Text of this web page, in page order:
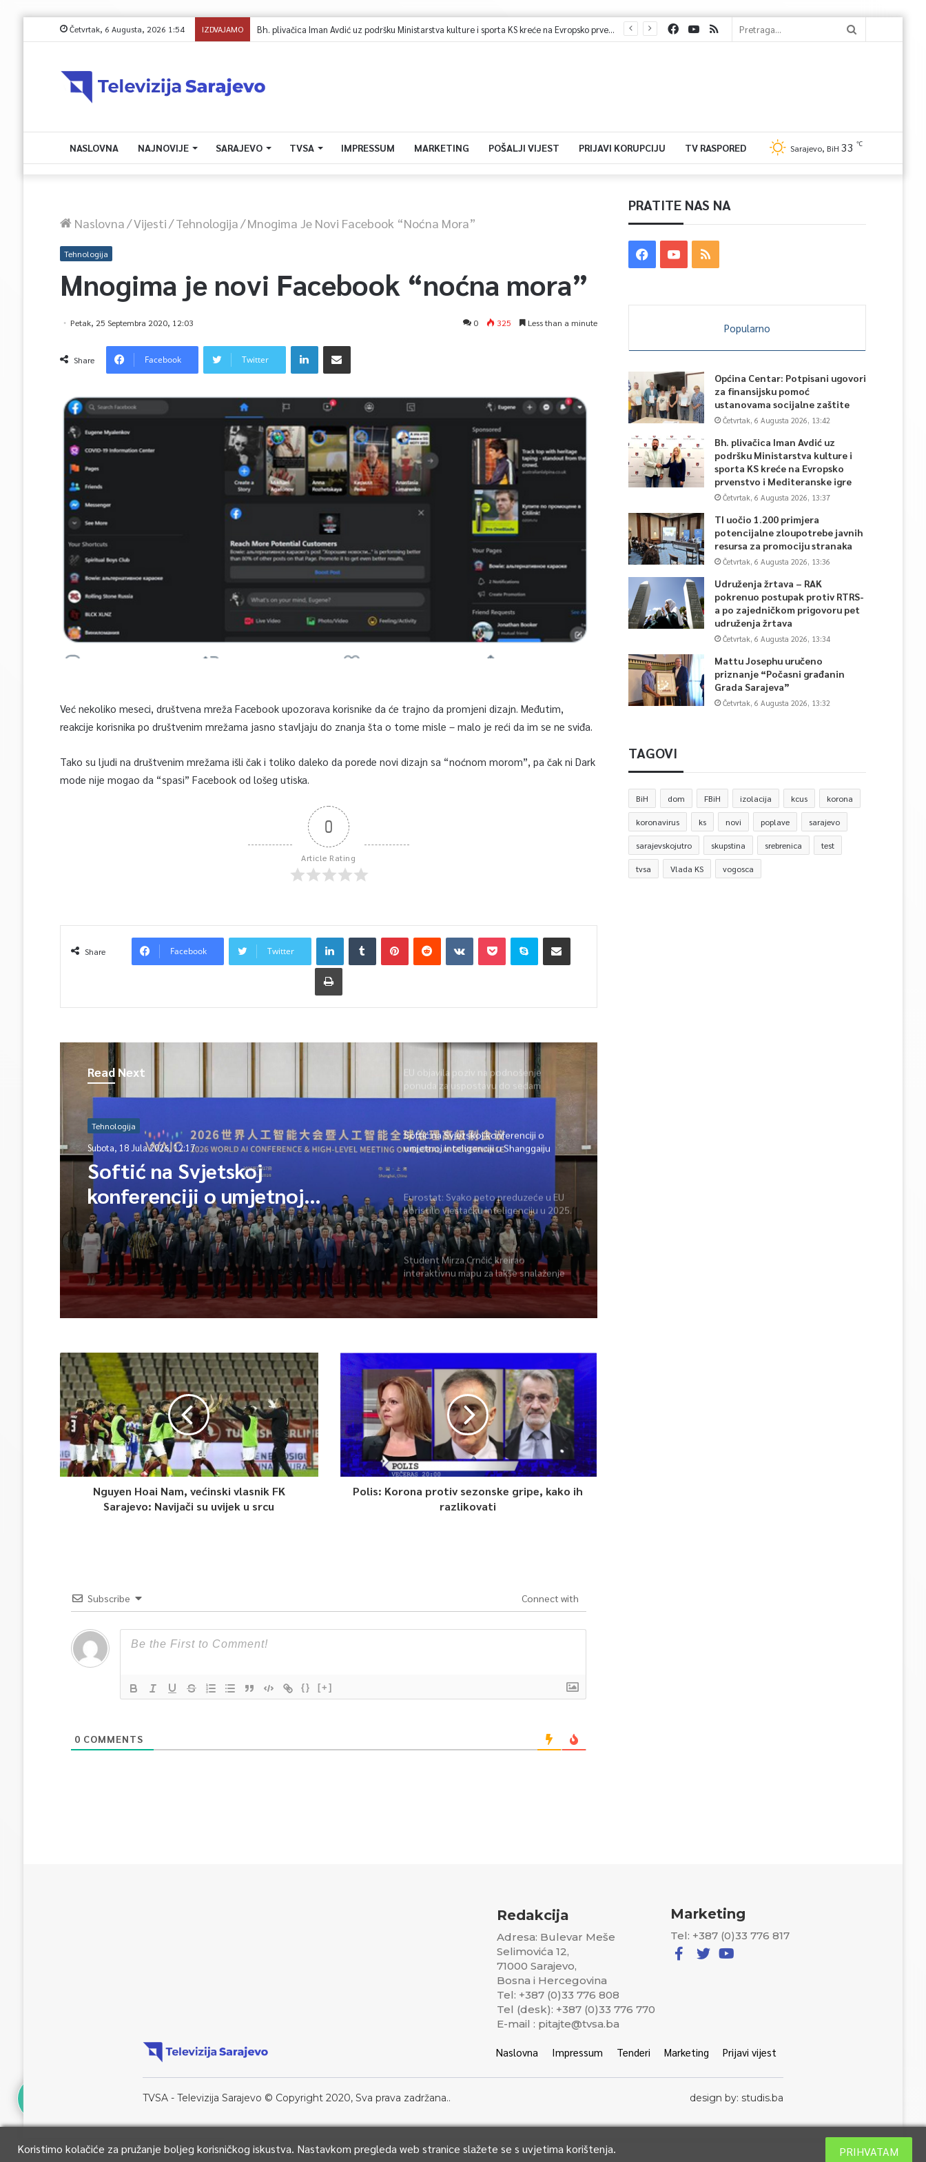
Četvrtak, 6 Augusta, 2026 1:54 IZDVAJAMO Bh. plivačica Iman Avdić uz podršku Ministarstva kulture i sporta KS kreće na Evropsko prvenstvo i Mediteranske igre
NASLOVNA NAJNOVIJE SARAJEVO TVSA IMPRESSUM MARKETING POŠALJI VIJEST PRIJAVI KORUPCIJU TV RASPORED Sarajevo, BiH 33 ℃
Naslovna/Vijesti/Tehnologija/Mnogima Je Novi Facebook “noćna Mora”
Tehnologija
Mnogima je novi Facebook “noćna mora”
Petak, 25 Septembra 2020, 12:03 0 325 Less than a minute
Share Facebook Twitter
Već nekoliko meseci, društvena mreža Facebook upozorava korisnike da će trajno da promjeni dizajn. Međutim,
reakcije korisnika po društvenim mrežama jasno stavljaju do znanja šta o tome misle – malo je reći da im se ne sviđa.
Tako su ljudi na društvenim mrežama išli čak i toliko daleko da porede novi dizajn sa “noćnom morom”, pa čak ni Dark
mode nije mogao da “spasi” Facebook od lošeg utiska.
0
Article Rating
Share Facebook Twitter
Read Next
Tehnologija
Subota, 18 Jula 2026, 12:17
Softić na Svjetskoj
konferenciji o umjetnoj
inteligenciji u Shanggaiju
EU objavila poziv na podnošenje
ponuda za uspostavu do sedam
gigatvornica umjetne inteligencije
Softić na Svjetskoj konferenciji o
umjetnoj inteligenciji u Shanggaiju
Eurostat: Svako peto preduzeće u EU
koristilo vještačku inteligenciju u 2025.
godini
Student Mirza Crnčić kreirao
interaktivnu mapu za lakše snalaženje
kroz događaje u gradu
Nguyen Hoai Nam, većinski vlasnik FK
Sarajevo: Navijači su uvijek u srcu
Polis: Korona protiv sezonske gripe, kako ih
razlikovati
Subscribe Connect with
{} [+]
0 COMMENTS
PRATITE NAS NA
Popularno
Općina Centar: Potpisani ugovori
za finansijsku pomoć
ustanovama socijalne zaštite
Četvrtak, 6 Augusta 2026, 13:42
Bh. plivačica Iman Avdić uz
podršku Ministarstva kulture i
sporta KS kreće na Evropsko
prvenstvo i Mediteranske igre
Četvrtak, 6 Augusta 2026, 13:37
TI uočio 1.200 primjera
potencijalne zloupotrebe javnih
resursa za promociju stranaka
Četvrtak, 6 Augusta 2026, 13:36
Udruženja žrtava – RAK
pokrenuo postupak protiv RTRS-
a po zajedničkom prigovoru pet
udruženja žrtava
Četvrtak, 6 Augusta 2026, 13:34
Mattu Josephu uručeno
priznanje “Počasni građanin
Grada Sarajeva”
Četvrtak, 6 Augusta 2026, 13:32
TAGOVI
BiH dom FBiH izolacija kcus korona
koronavirus ks novi poplave sarajevo
sarajevskojutro skupstina srebrenica test
tvsa Vlada KS vogosca
Redakcija
Adresa: Bulevar Meše
Selimovića 12,
71000 Sarajevo,
Bosna i Hercegovina
Tel: +387 (0)33 776 808
Tel (desk): +387 (0)33 776 770
E-mail : pitajte@tvsa.ba
Marketing
Tel: +387 (0)33 776 817
Naslovna Impressum Tenderi Marketing Prijavi vijest
TVSA - Televizija Sarajevo © Copyright 2020, Sva prava zadržana.. design by: studis.ba
Koristimo kolačiće za pružanje boljeg korisničkog iskustva. Nastavkom pregleda web stranice slažete se s uvjetima korištenja. PRIHVATAM